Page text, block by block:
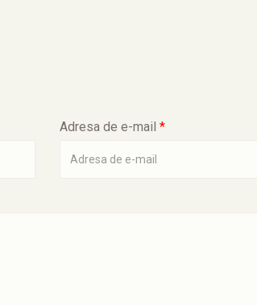
Adresa de e-mail *